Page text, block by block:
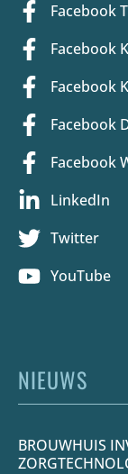
Facebook
Facebook
Facebook
Facebook
Facebook
LinkedIn
Twitter
YouTube
NIEUWS
BROUWHUIS